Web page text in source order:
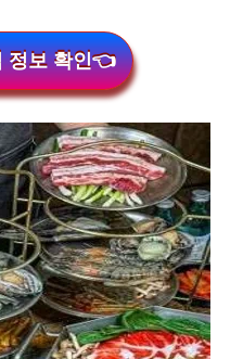
정보 확인👈